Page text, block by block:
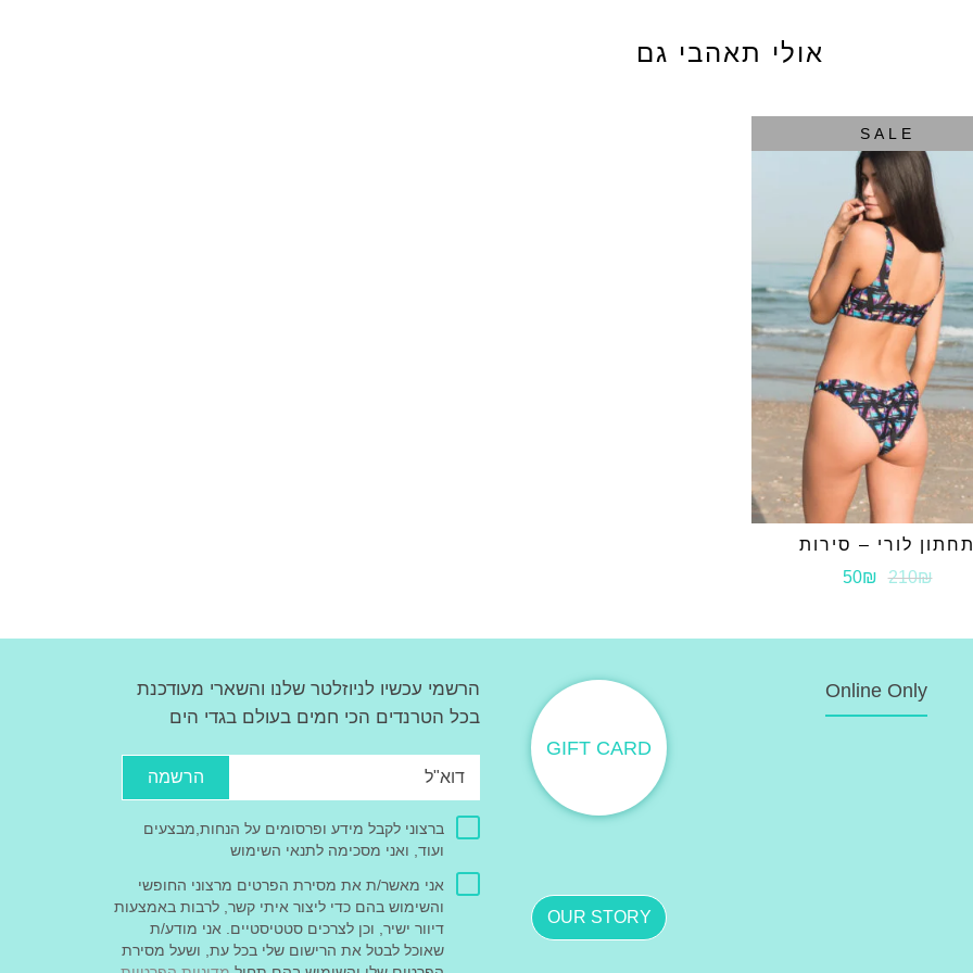
אולי תאהבי גם
SALE
לורי – סירות
210₪
50₪
הרשמי עכשיו לניוזלטר שלנו והשארי מעודכנת
בכל הטרנדים הכי חמים בעולם בגדי הים
הרשמה
ברצוני לקבל מידע ופרסומים על הנחות,מבצעים
ועוד, ואני מסכימה לתנאי השימוש
אני מאשר/ת את מסירת הפרטים מרצוני החופשי
והשימוש בהם כדי ליצור איתי קשר, לרבות באמצעות
דיוור ישיר, וכן לצרכים סטטיסטיים. אני מודע/ת
שאוכל לבטל את הרישום שלי בכל עת, ושעל מסירת
Online Only
GIFT CARD
OUR STORY